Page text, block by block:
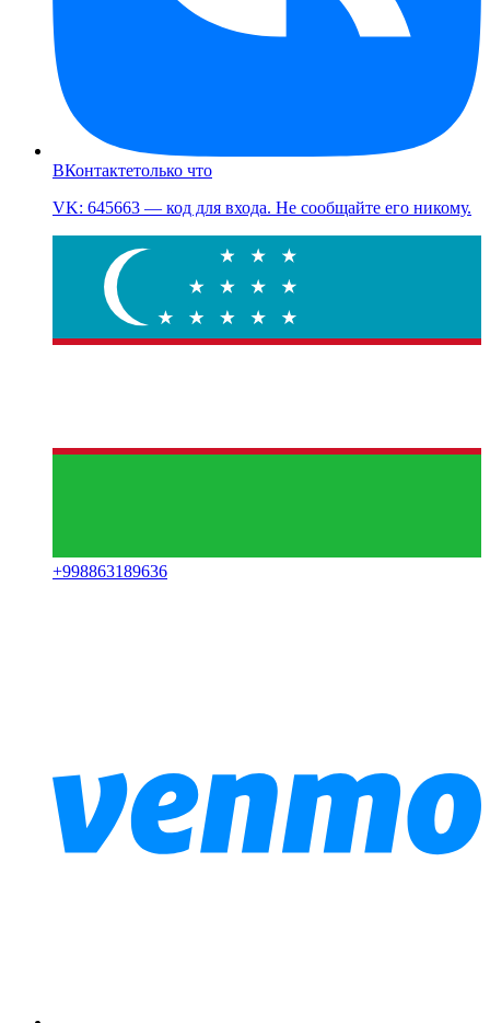
ВКонтактетолько что
VK: 645663 — код для входа. Не сообщайте его никому.
+998863189636